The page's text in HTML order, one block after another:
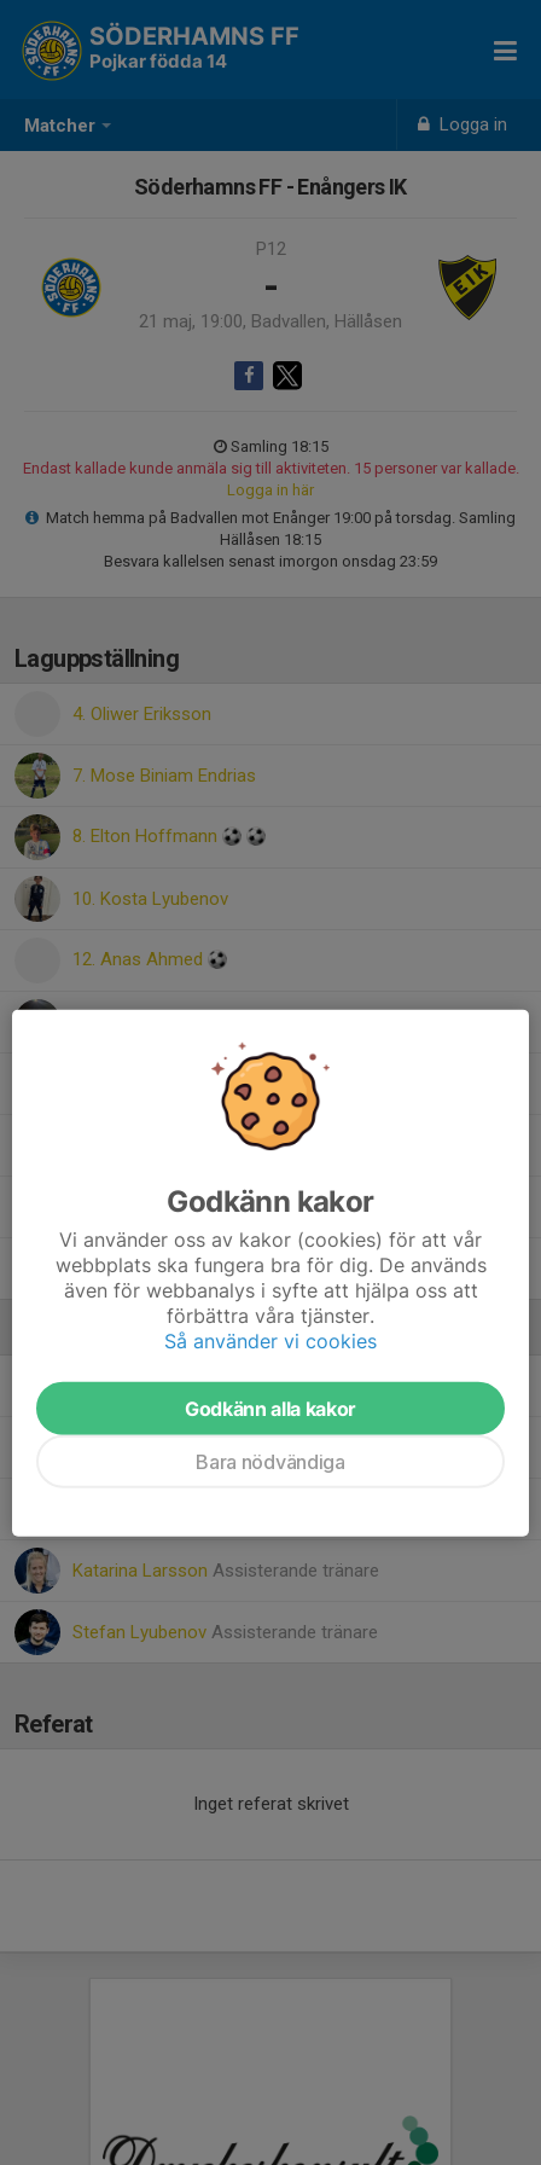
Matcher Logga in
SÖDERHAMNS FF
Pojkar födda 14
Söderhamns FF - Enångers IK
P12
-
21 maj, 19:00, Badvallen, Hällåsen
Samling 18:15
Endast kallade kunde anmäla sig till aktiviteten. 15 personer var kallade.
Logga in här
Match hemma på Badvallen mot Enånger 19:00 på torsdag. Samling
Hällåsen 18:15
Besvara kallelsen senast imorgon onsdag 23:59
Laguppställning
4. Oliwer Eriksson
7. Mose Biniam Endrias
8. Elton Hoffmann
10. Kosta Lyubenov
12. Anas Ahmed
17. Edwin Sahlén-Åkerlund
22. Fred Redin
24. Melwin Lindroth
Conrad LarsonAssisterande tränare
Katarina Larsson Assisterande tränare
Stefan Lyubenov Assisterande tränare
Referat
Inget referat skrivet
Godkänn kakor
Vi använder oss av kakor (cookies) för att vår
webbplats ska fungera bra för dig. De används
även för webbanalys i syfte att hjälpa oss att
förbättra våra tjänster.
Så använder vi cookies
Godkänn alla kakor
Bara nödvändiga